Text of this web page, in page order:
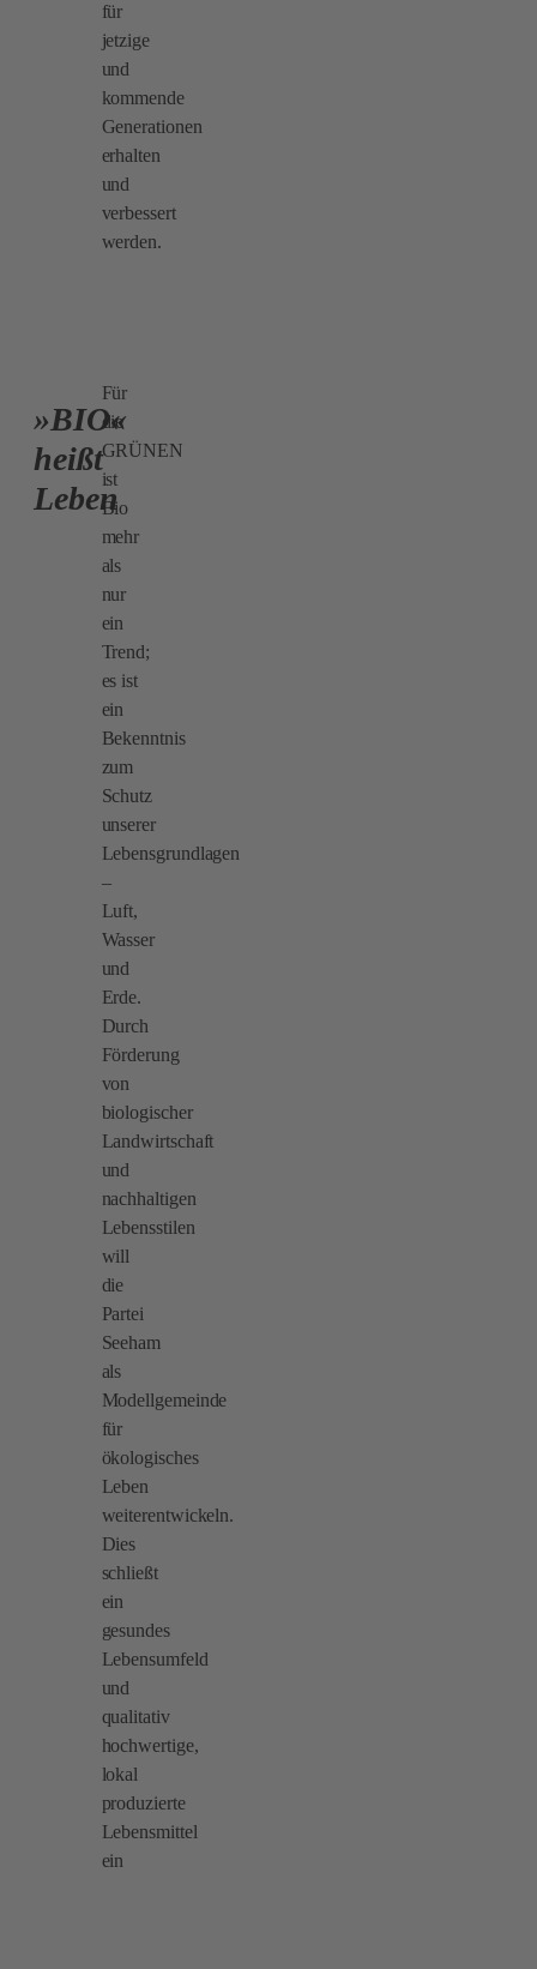
für
jetzige
und
kommende
Generationen
erhalten
und
verbessert
werden.
»BIO«
heißt
Leben
Für
die
GRÜNEN
ist
Bio
mehr
als
nur
ein
Trend;
es ist
ein
Bekenntnis
zum
Schutz
unserer
Lebensgrundlagen
–
Luft,
Wasser
und
Erde.
Durch
Förderung
von
biologischer
Landwirtschaft
und
nachhaltigen
Lebensstilen
will
die
Partei
Seeham
als
Modellgemeinde
für
ökologisches
Leben
weiterentwickeln.
Dies
schließt
ein
gesundes
Lebensumfeld
und
qualitativ
hochwertige,
lokal
produzierte
Lebensmittel
ein